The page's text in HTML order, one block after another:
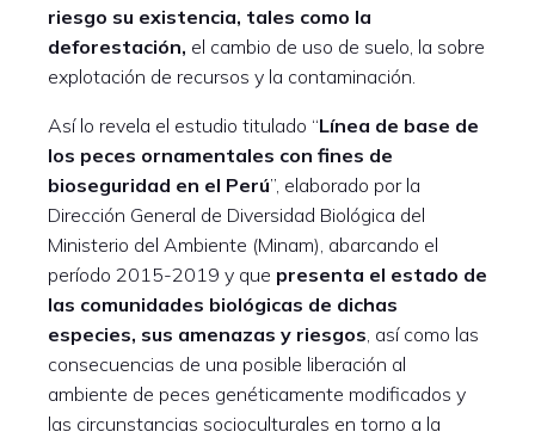
riesgo su existencia, tales como la
deforestación, el cambio de uso de suelo, la sobre
explotación de recursos y la contaminación.
Así lo revela el estudio titulado “Línea de base de
los peces ornamentales con fines de
bioseguridad en el Perú”, elaborado por la
Dirección General de Diversidad Biológica del
Ministerio del Ambiente (Minam), abarcando el
período 2015-2019 y que presenta el estado de
las comunidades biológicas de dichas
especies, sus amenazas y riesgos, así como las
consecuencias de una posible liberación al
ambiente de peces genéticamente modificados y
las circunstancias socioculturales en torno a la